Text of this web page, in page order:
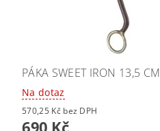
PÁKA SWEET IRON 13,5 CM
Na dotaz
570,25 Kč bez DPH